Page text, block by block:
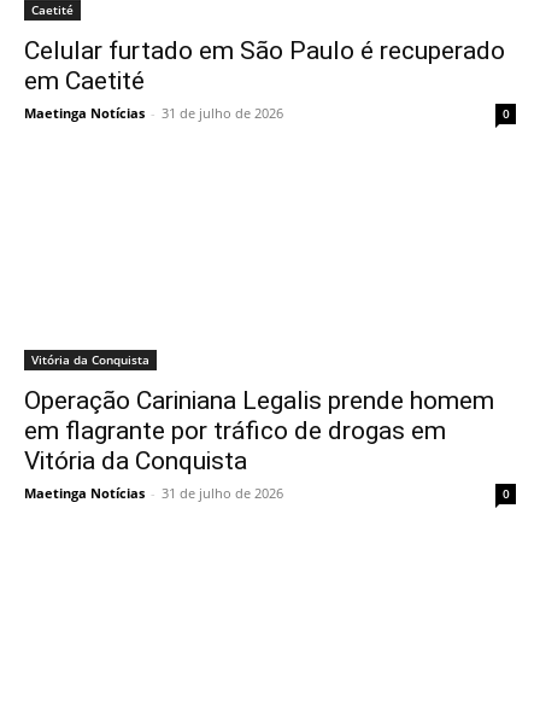
Caetité
Celular furtado em São Paulo é recuperado
em Caetité
Maetinga Notícias - 31 de julho de 2026 0
Vitória da Conquista
Operação Cariniana Legalis prende homem
em flagrante por tráfico de drogas em
Vitória da Conquista
Maetinga Notícias - 31 de julho de 2026 0